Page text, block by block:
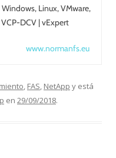
Linux, VMware,
VCP-DCV | vExpert
www.normanfs.eu
, FAS, NetApp y está
en 29/09/2018.